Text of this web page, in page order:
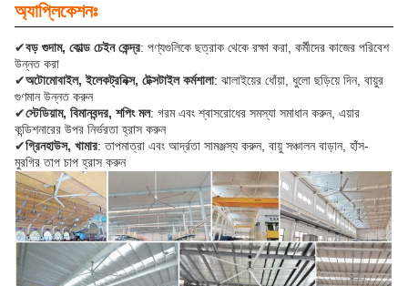
অ্যাপ্লিকেশনঃ
✔বড় গুদাম, কোল্ড চেইন কেন্দ্র: পণ্যগুলিকে ছত্রাক থেকে রক্ষা করা, কর্মীদের কাজের পরিবেশ
উন্নত করা
✔অটোমোবাইল, ইলেকট্রনিক্স, টেক্সটাইল কর্মশালা: ঝালাইয়ের ধোঁয়া, ধুলো ছড়িয়ে দিন, বায়ুর
গুণমান উন্নত করুন
✔স্টেডিয়াম, বিমানবন্দর, শপিং মল: গরম এবং শ্বাসরোধের সমস্যা সমাধান করুন, এয়ার
কন্ডিশনারের উপর নির্ভরতা হ্রাস করুন
✔গ্রিনহাউস, খামার: তাপমাত্রা এবং আর্দ্রতা সামঞ্জস্য করুন, বায়ু সঞ্চালন বাড়ান, হাঁস-
মুরগির তাপ চাপ হ্রাস করুন